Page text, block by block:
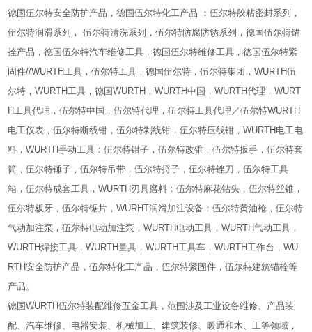
德国伍尔特安全防护产品，德国伍尔特化工产品 ：伍尔特胶粘密封系列，
伍尔特润滑系列， 伍尔特清洗系列，伍尔特防腐防锈系列，德国伍尔特锚
拴产品，德国伍尔特汽车维修工具，德国伍尔特维修工具，德国伍尔特紧
固件//WURTH工具，伍尔特工具，德国伍尔特，伍尔特集团，WURTH伍
尔特，WURTH工具，德国WURTH，WURTH中国，WURTH代理，WURT
H工具代理，伍尔特中国，伍尔特代理，伍尔特工具代理／伍尔特WURTH
电工仪表，伍尔特断线钳，伍尔特剥线钳，伍尔特压线钳，WURTH电工电
料，WURTH手动工具：伍尔特钳子，伍尔特改锥，伍尔特扳手，伍尔特套
筒，伍尔特锤子，伍尔特吊带，伍尔特捋子，伍尔特锉刀，伍尔特工具
箱，伍尔特成套工具，WURTH刃具磨料：伍尔特麻花钻头，伍尔特丝锥，
伍尔特板牙，伍尔特锯片，WURHT润滑加注设备：伍尔特黄油枪，伍尔特
气动加注泵，伍尔特电动加注泵，WURTH电动工具，WURTH气动工具，
WURTH焊接工具，WURTH量具，WURTH工具车，WURTH工作台，WU
RTH安全防护产品，伍尔特化工产品，伍尔特紧固件，伍尔特建筑锚栓等
产品。
德国WURTH伍尔特装配维修五金工具，范围涉及工业设备维修、产品装
配、汽车维修、电器安装、机械加工、建筑装修、暖通和木、工等领域，